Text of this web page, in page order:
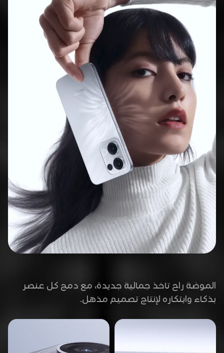
الموضة راح تاخذ جمالية جديدة، مع دمج كل عنصر
بذكاء وابتكاره لإنتاج تصميم مذهل.